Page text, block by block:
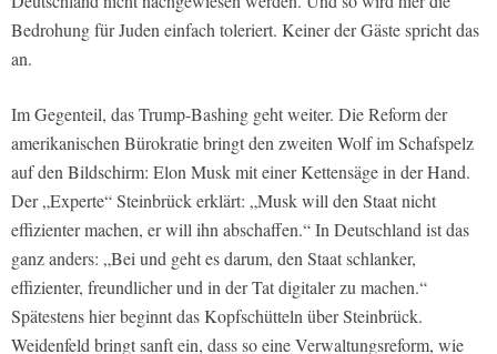
Bedrohung für Juden einfach toleriert. Keiner der Gäste spricht das
an.
Im Gegenteil, das Trump-Bashing geht weiter. Die Reform der
amerikanischen Bürokratie bringt den zweiten Wolf im Schafspelz
auf den Bildschirm: Elon Musk mit einer Kettensäge in der Hand.
Der „Experte“ Steinbrück erklärt: „Musk will den Staat nicht
effizienter machen, er will ihn abschaffen.“ In Deutschland ist das
ganz anders: „Bei und geht es darum, den Staat schlanker,
effizienter, freundlicher und in der Tat digitaler zu machen.“
Spätestens hier beginnt das Kopfschütteln über Steinbrück.
Weidenfeld bringt sanft ein, dass so eine Verwaltungsreform, wie